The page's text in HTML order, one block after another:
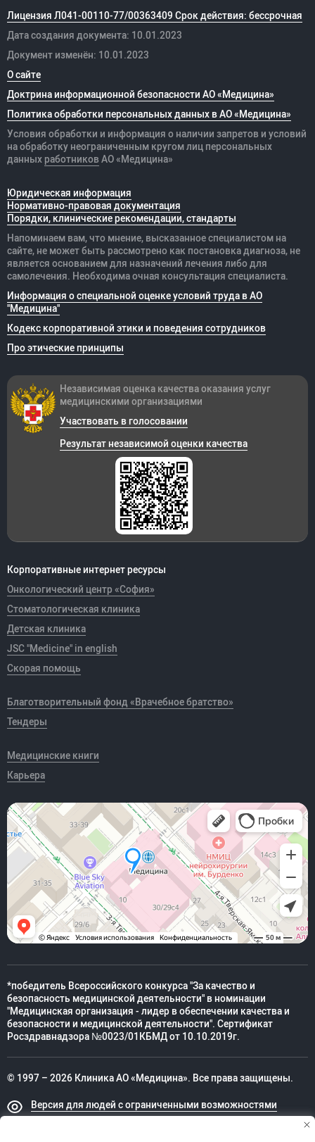
Лицензия Л041-00110-77/00363409 Срок действия: бессрочная
Дата создания документа: 10.01.2023
Документ изменён: 10.01.2023
О сайте
Доктрина информационной безопасности АО «Медицина»
Политика обработки персональных данных в АО «Медицина»
Условия обработки и информация о наличии запретов и условий
на обработку неограниченным кругом лиц персональных
данных работников АО «Медицина»
Юридическая информация
Нормативно-правовая документация
Порядки, клинические рекомендации, стандарты
Напоминаем вам, что мнение, высказанное специалистом на
сайте, не может быть рассмотрено как постановка диагноза, не
является основанием для назначений лечения либо для
самолечения. Необходима очная консультация специалиста.
Информация о специальной оценке условий труда в АО
"Медицина"
Кодекс корпоративной этики и поведения сотрудников
Про этические принципы
Корпоративные интернет ресурсы
Онкологический центр «София»
Стоматологическая клиника
Детская клиника
JSC "Medicine" in english
Скорая помощь
Благотворительный фонд «Врачебное братство»
Тендеры
Медицинские книги
Карьера
Независимая оценка качества оказания услуг
медицинскими организациями
Участвовать в голосовании
Результат независимой оценки качества
*победитель Всероссийского конкурса "За качество и
безопасность медицинской деятельности" в номинации
"Медицинская организация - лидер в обеспечении качества и
безопасности и медицинской деятельности". Сертификат
Росздравнадзора №0023/01КБМД от 10.10.2019г.
© 1997 – 2026 Клиника АО «Медицина». Все права защищены.
Версия для людей с ограниченными возможностями